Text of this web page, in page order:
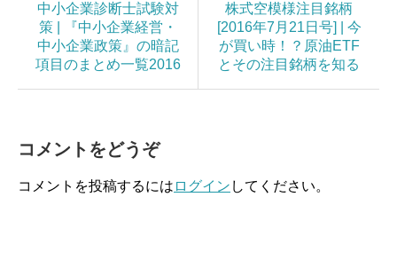
中小企業診断士試験対
策 | 『中小企業経営・
中小企業政策』の暗記
項目のまとめ一覧2016
株式空模様注目銘柄
[2016年7月21日号] | 今
が買い時！？原油ETF
とその注目銘柄を知る
コメントをどうぞ
コメントを投稿するには ログイン してください。